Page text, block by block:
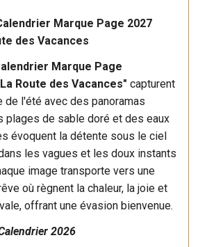
Marque Page 2027
des Vacances
Marque Page
Route des Vacances" capturent
de l'été avec des panoramas
plages de sable doré et des eaux
évoquent la détente sous le ciel
les vagues et les doux instants
image transporte vers une
où règnent la chaleur, la joie et
offrant une évasion bienvenue.
2026